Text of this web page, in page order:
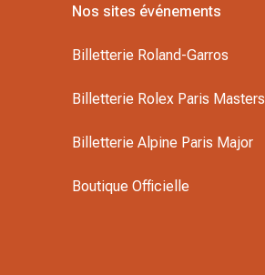
Nos sites événements
Billetterie Roland-Garros
Billetterie Rolex Paris Masters
Billetterie Alpine Paris Major
Boutique Officielle